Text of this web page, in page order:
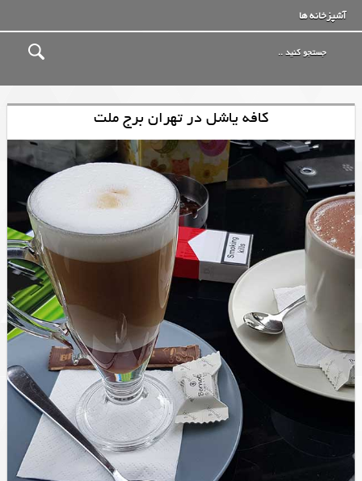
آشپزخانه ها
کافه یاشل در تهران برج ملت